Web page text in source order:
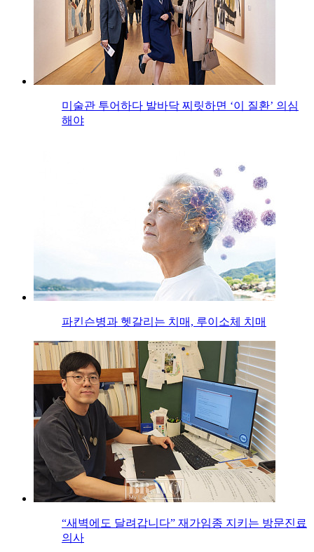
미술관 투어하다 발바닥 찌릿하면 ‘이 질환’ 의심
해야
파킨슨병과 헷갈리는 치매, 루이소체 치매
“새벽에도 달려갑니다” 재가임종 지키는 방문진료
의사